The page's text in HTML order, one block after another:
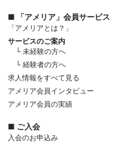
■ 「アメリア」会員サービス
「アメリアとは？」
サービスのご案内
└ 未経験の方へ
└ 経験者の方へ
求人情報をすべて見る
アメリア会員インタビュー
アメリア会員の実績
■ ご入会
入会のお申込み